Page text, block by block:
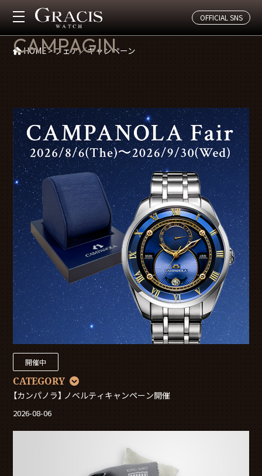
OFFICIAL SNS
フェア／キャンペーン
CAMPAGIN
HOME>フェア／キャンペーン
開催中
CATEGORY
【カンパノラ】 ノベルティキャンペーン開催
2026-08-06